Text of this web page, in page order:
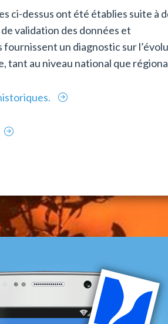
ci-dessus ont été établies suite à
validation des données et
un diagnostic sur
tant au niveau national que